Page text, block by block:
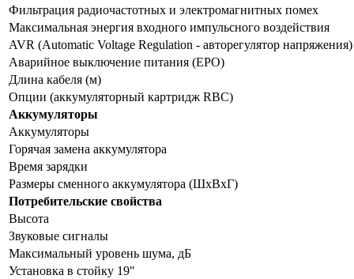
Фильтрация радиочастотных и электромагнитных помех
Максимальная энергия входного импульсного воздействия
AVR (Automatic Voltage Regulation - авторегулятор напряжения)
Аварийное выключение питания (EPO)
Длина кабеля (м)
Опции (аккумуляторный картридж RBC)
Аккумуляторы
Аккумуляторы
Горячая замена аккумулятора
Время зарядки
Размеры сменного аккумулятора (ШхВхГ)
Потребительские свойства
Высота
Звуковые сигналы
Максимальный уровень шума, дБ
Установка в стойку 19"